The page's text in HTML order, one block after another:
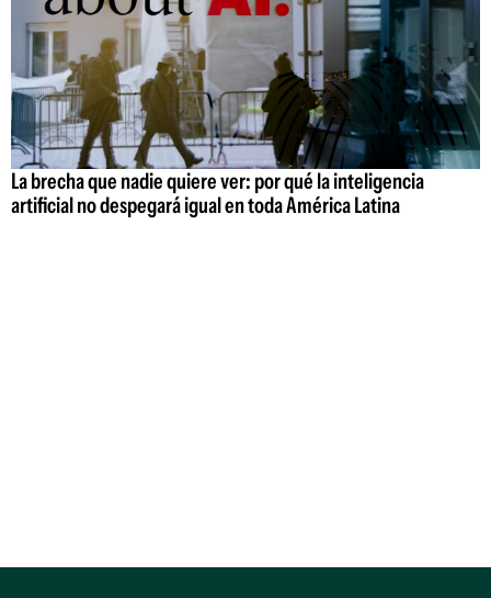
La brecha que nadie quiere ver: por qué la inteligencia
artificial no despegará igual en toda América Latina